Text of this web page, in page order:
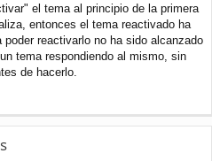
el tema al principio de la primera
entonces el tema reactivado ha
reactivarlo no ha sido alcanzado
tema respondiendo al mismo, sin
de hacerlo.